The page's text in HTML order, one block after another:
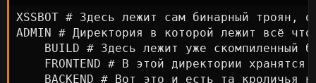
XSSBOT # Здесь лежит сам бинарный
ADMIN # Директория в которой лежит всё
BUILD # Здесь лежит уже скомпиленный
FRONTEND # В этой директории хранятся
BACKEND # Вот это и есть та кроличья